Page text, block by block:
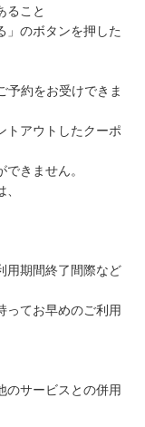
ること
」のボタンを押した
予約をお受けできま
トアウトしたクーポ
きません。
用期間終了間際など
ってお早めのご利用
のサービスとの併用